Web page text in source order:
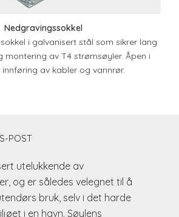
Nedgravingssokkel
i galvanisert stål som sikrer lang
montering av T4 strømsøyler. Åpen i
av kabler og vannrør.
POST
utelukkende av
og er således velegnet til å
bruk, selv i det harde
i en havn. Søylens